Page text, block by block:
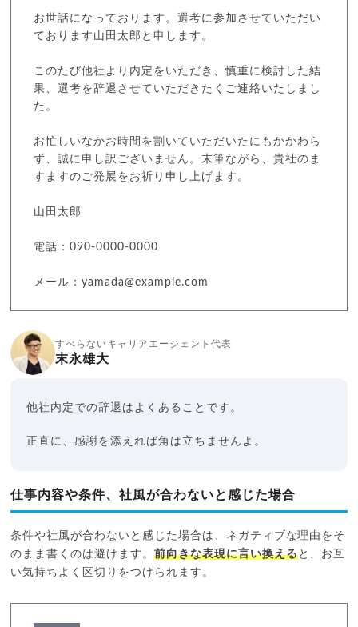
お世話になっております。選考に参加させていただい
ております山田太郎と申します。
このたび他社より内定をいただき、慎重に検討した結
果、選考を辞退させていただきたくご連絡いたしまし
た。
お忙しいなかお時間を割いていただいたにもかかわら
ず、誠に申し訳ございません。末筆ながら、貴社のま
すますのご発展をお祈り申し上げます。
山田太郎
電話：090-0000-0000
メール：yamada@example.com
すべらないキャリアエージェント代表
末永雄大
他社内定での辞退はよくあることです。
正直に、感謝を添えれば角は立ちませんよ。
仕事内容や条件、社風が合わないと感じた場合
条件や社風が合わないと感じた場合は、ネガティブな理由をそ
のまま書くのは避けます。 前向きな表現に言い換えると、お互
い気持ちよく区切りをつけられます。